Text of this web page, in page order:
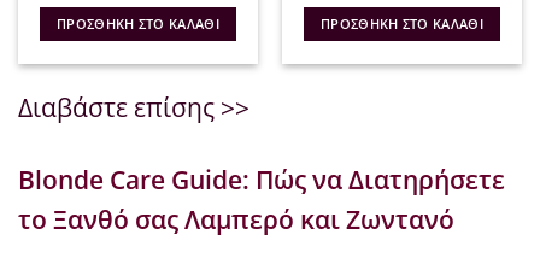
was:
€109.70.
τιμή
είναι:
€82.20.
ΠΡΟΣΘΉΚΗ ΣΤΟ ΚΑΛΆΘΙ was:
€52.00.
τιμή
είναι:
€41.60.
ΠΡΟΣΘΉΚΗ ΣΤΟ ΚΑΛΆΘΙ
Διαβάστε επίσης >>
Blonde Care Guide: Πώς να Διατηρήσετε
το Ξανθό σας Λαμπερό και Ζωντανό